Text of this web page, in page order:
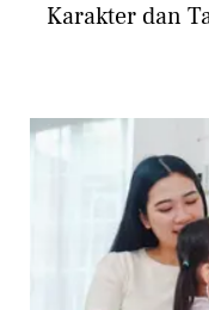
Karakter dan